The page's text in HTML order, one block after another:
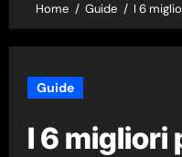
Home Guide I 6
Guide
I 6 migliori